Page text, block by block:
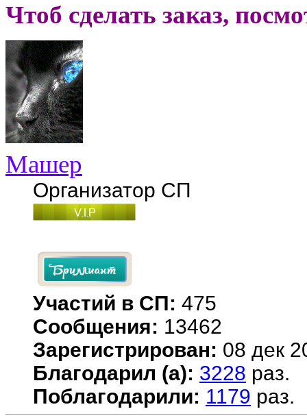
Чтоб сделать заказ,
Машер
Организатор СП
Участий в СП: 475
Сообщения: 13462
Зарегистрирован: 08 дек
Благодарил (а): 3228 раз.
Поблагодарили: 1179 раз.